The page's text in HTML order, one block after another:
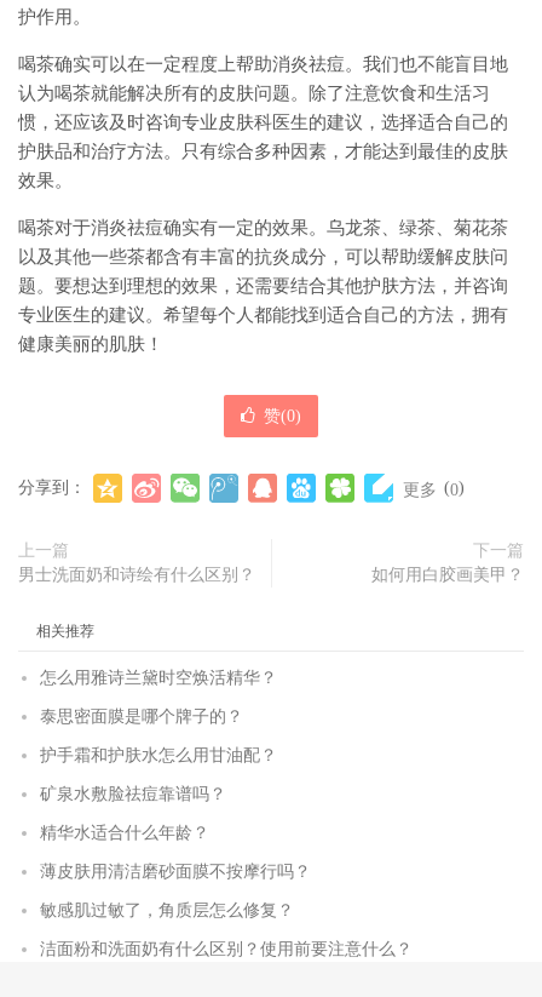
护作用。
喝茶确实可以在一定程度上帮助消炎祛痘。我们也不能盲目地
认为喝茶就能解决所有的皮肤问题。除了注意饮食和生活习
惯，还应该及时咨询专业皮肤科医生的建议，选择适合自己的
护肤品和治疗方法。只有综合多种因素，才能达到最佳的皮肤
效果。
喝茶对于消炎祛痘确实有一定的效果。乌龙茶、绿茶、菊花茶
以及其他一些茶都含有丰富的抗炎成分，可以帮助缓解皮肤问
题。要想达到理想的效果，还需要结合其他护肤方法，并咨询
专业医生的建议。希望每个人都能找到适合自己的方法，拥有
健康美丽的肌肤！
赞(0)
分享到： 更多 (0)
上一篇
男士洗面奶和诗绘有什么区别？
下一篇
如何用白胶画美甲？
相关推荐
怎么用雅诗兰黛时空焕活精华？
泰思密面膜是哪个牌子的？
护手霜和护肤水怎么用甘油配？
矿泉水敷脸祛痘靠谱吗？
精华水适合什么年龄？
薄皮肤用清洁磨砂面膜不按摩行吗？
敏感肌过敏了，角质层怎么修复？
洁面粉和洗面奶有什么区别？使用前要注意什么？